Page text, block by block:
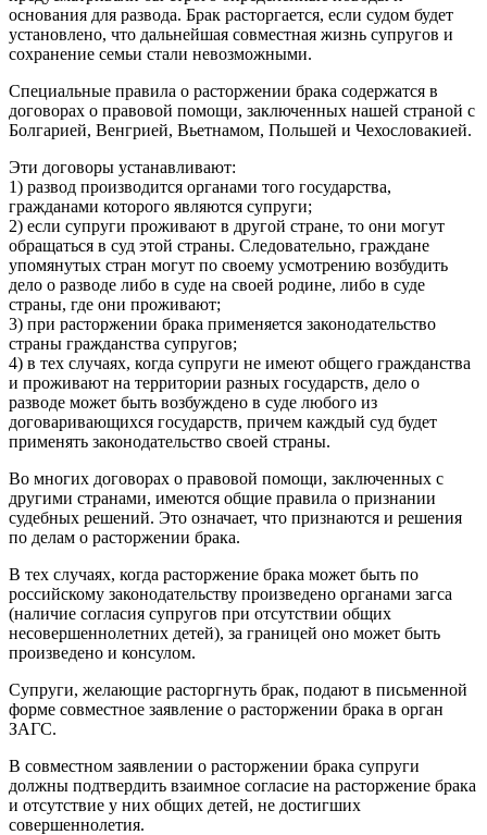
основания для развода. Брак расторгается, если судом будет
установлено, что дальнейшая совместная жизнь супругов и
сохранение семьи стали невозможными.
Специальные правила о расторжении брака содержатся в
договорах о правовой помощи, заключенных нашей страной с
Болгарией, Венгрией, Вьетнамом, Польшей и Чехословакией.
Эти договоры устанавливают:
1) развод производится органами того государства,
гражданами которого являются супруги;
2) если супруги проживают в другой стране, то они могут
обращаться в суд этой страны. Следовательно, граждане
упомянутых стран могут по своему усмотрению возбудить
дело о разводе либо в суде на своей родине, либо в суде
страны, где они проживают;
3) при расторжении брака применяется законодательство
страны гражданства супругов;
4) в тех случаях, когда супруги не имеют общего гражданства
и проживают на территории разных государств, дело о
разводе может быть возбуждено в суде любого из
договаривающихся государств, причем каждый суд будет
применять законодательство своей страны.
Во многих договорах о правовой помощи, заключенных с
другими странами, имеются общие правила о признании
судебных решений. Это означает, что признаются и решения
по делам о расторжении брака.
В тех случаях, когда расторжение брака может быть по
российскому законодательству произведено органами загса
(наличие согласия супругов при отсутствии общих
несовершеннолетних детей), за границей оно может быть
произведено и консулом.
Супруги, желающие расторгнуть брак, подают в письменной
форме совместное заявление о расторжении брака в орган
ЗАГС.
В совместном заявлении о расторжении брака супруги
должны подтвердить взаимное согласие на расторжение брака
и отсутствие у них общих детей, не достигших
совершеннолетия.